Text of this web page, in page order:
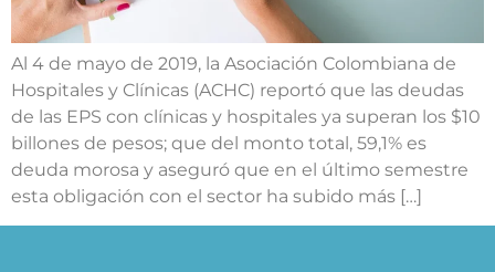
Al 4 de mayo de 2019, la Asociación Colombiana de
Hospitales y Clínicas (ACHC) reportó que las deudas
de las EPS con clínicas y hospitales ya superan los $10
billones de pesos; que del monto total, 59,1% es
deuda morosa y aseguró que en el último semestre
esta obligación con el sector ha subido más […]